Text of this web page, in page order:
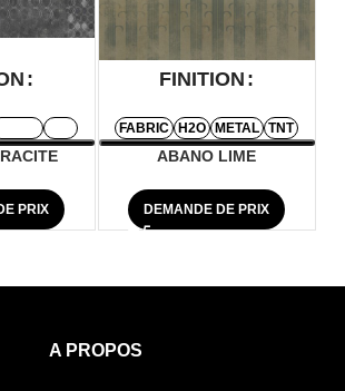
PRIX
FINITION
FABRIC H2O METAL TNT
ABANO LIME
DEMANDE DE PRIX
A PROPOS